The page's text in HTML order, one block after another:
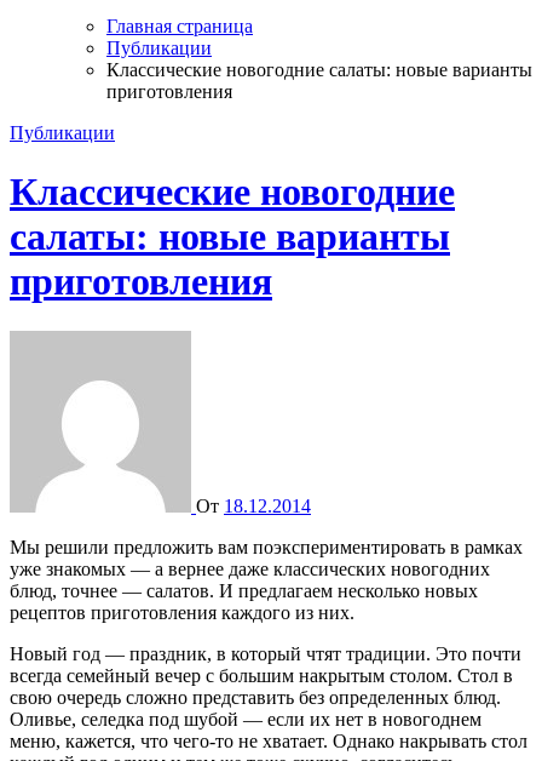
Главная страница
Публикации
Классические новогодние салаты: новые варианты
приготовления
Публикации
Классические новогодние
салаты: новые варианты
приготовления
От 18.12.2014
Мы решили предложить вам поэкспериментировать в рамках
уже знакомых — а вернее даже классических новогодних
блюд, точнее — салатов. И предлагаем несколько новых
рецептов приготовления каждого из них.
Новый год — праздник, в который чтят традиции. Это почти
всегда семейный вечер с большим накрытым столом. Стол в
свою очередь сложно представить без определенных блюд.
Оливье, селедка под шубой — если их нет в новогоднем
меню, кажется, что чего-то не хватает. Однако накрывать стол